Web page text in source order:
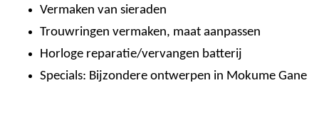
Vermaken van sieraden
Trouwringen vermaken, maat aanpassen
Horloge reparatie/vervangen batterij
Specials: Bijzondere ontwerpen in Mokume Gane